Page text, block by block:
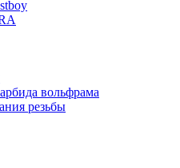
вольфрама
резьбы